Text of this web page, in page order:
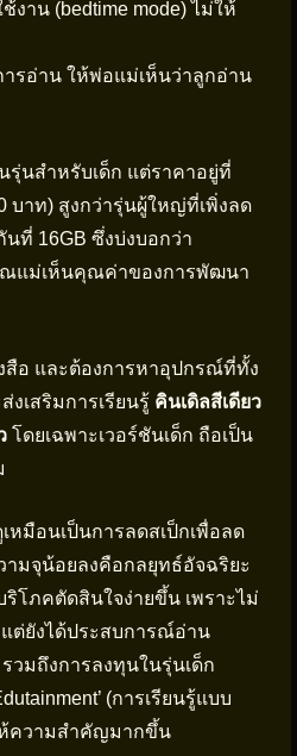
งาน (bedtime mode) ไม่ให้
รอ่าน ให้พ่อแม่เห็นว่าลูกอ่าน
รุ่นสำหรับเด็ก แต่ราคาอยู่ที่
บาท) สูงกว่ารุ่นผู้ใหญ่ที่เพิ่งลด
ที่ 16GB ซึ่งบ่งบอกว่า
แม่เห็นคุณค่าของการพัฒนา
อ และต้องการหาอุปกรณ์ที่ทั้ง
งเสริมการเรียนรู้ คินเดิลสีเดียว
โดยเฉพาะเวอร์ชันเด็ก ถือเป็น
หมือนเป็นการลดสเป็กเพื่อลด
ามจุน้อยลงคือกลยุทธ์อัจฉริยะ
โภคตัดสินใจง่ายขึ้น เพราะไม่
แต่ยังได้ประสบการณ์อ่าน
วมถึงการลงทุนในรุ่นเด็ก
(การเรียนรู้แบบ
ห้ความสำคัญมากขึ้น